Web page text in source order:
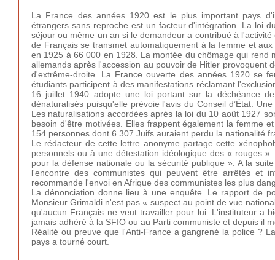
La France des années 1920 est le plus important pays
étrangers sans reproche est un facteur d'intégration. La loi
séjour ou même un an si le demandeur a contribué à
de Français se transmet automatiquement à la femme et
en 1925 à 66 000 en 1928. La montée du chômage qui
allemands après l'accession au pouvoir de Hitler provoquent
d'extrême-droite. La France ouverte des années 1920 se
étudiants participent à des manifestations réclamant
16 juillet 1940 adopte une loi portant sur la déchéance
dénaturalisés puisqu'elle prévoie l'avis du Conseil d’État.
Les naturalisations accordées après la loi du 10 août 1927
besoin d'être motivées. Elles frappent également la femme
154 personnes dont 6 307 Juifs auraient perdu la nationalité
Le rédacteur de cette lettre anonyme partage cette
personnels ou à une détestation idéologique des « rouges
pour la défense nationale ou la sécurité publique ». A la
l'encontre des communistes qui peuvent être arrêtés et
recommande l'envoi en Afrique des communistes les plus
La dénonciation donne lieu à une enquête. Le rapport de
Monsieur Grimaldi n'est pas « suspect au point de vue
qu'aucun Français ne veut travailler pour lui. L'instituteur a
jamais adhéré à la SFIO ou au Parti communiste et depuis il
Réalité ou preuve que l'Anti-France a gangrené la police ?
pays a tourné court.